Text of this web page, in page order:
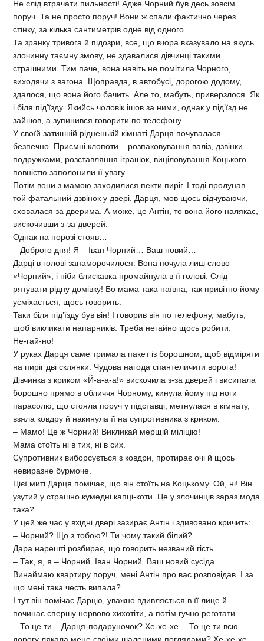
Не слід втрачати пильності! Адже Чорний був десь зовсім
поруч. Та не просто поруч! Вони ж спали фактично через
стінку, за кілька сантиметрів одне від одного…
Та зранку тривога й підозри, все, що вчора вказувало на якусь
злочинну таємну змову, не здавалися дівчинці такими
страшними. Тим паче, вона навіть не помітила Чорного,
виходячи з вагона. Щоправда, в автобусі, дорогою додому,
здалося, що вона його бачить. Але то, мабуть, приверзлося. Як
і біля під’їзду. Якийсь чоловік ішов за ними, однак у під’їзд не
зайшов, а зупинився говорити по телефону…
У своїй затишній рідненькій кімнаті Дарця почувалася
безпечно. Приємні клопоти – розпаковування валіз, дзвінки
подружками, розставляння іграшок, виціловування Коцького –
повністю заполонили її увагу.
Потім вони з мамою заходилися пекти пиріг. І тоді пролунав
той фатальний дзвінок у двері. Дарця, мов щось відчуваючи,
сховалася за дверима. А може, це Антін, то вона його налякає,
вискочивши з-за дверей.
Однак на порозі стояв…
– Доброго дня! Я – Іван Чорний… Ваш новий…
Дарці в голові запаморочилося. Вона почула лиш слово
«Чорний», і ніби блискавка промайнула в її голові. Слід
рятувати рідну домівку! Бо мама така наївна, так привітно йому
усміхається, щось говорить.
Таки біля під’їзду був він! І говорив він по телефону, мабуть,
щоб викликати напарників. Треба негайно щось робити.
Не-гай-но!
У руках Дарця саме тримала пакет із борошном, щоб відміряти
на пиріг дві склянки. Чудова нагода спантеличити ворога!
Дівчинка з криком «Й-а-а-а!» вискочила з-за дверей і висипала
борошно прямо в обличчя Чорному, кинула йому під ноги
парасолю, що стояла поруч у підставці, метнулася в кімнату,
взяла ковдру й накинула її на супротивника з криком:
– Мамо! Це ж Чорний! Викликай мерщій міліцію!
Мама стоїть ні в тих, ні в сих.
Супротивник виборсується з ковдри, протирає очі й щось
невиразне бурмоче.
Цієї миті Дарця помічає, що він стоїть на Коцькому. Ой, ні! Він
узутий у страшно кумедні капці-коти. Це у злочинців зараз мода
така?
У цей же час у вхідні двері зазирає Антін і здивовано кричить:
– Чорний? Що з тобою?! Ти чому такий білий?
Дара нарешті розбирає, що говорить незваний гість.
– Так, я, я – Чорний. Іван Чорний. Ваш новий сусіда.
Винаймаю квартиру поруч, мені Антін про вас розповідав. І за
що мені така честь випала?
І тут він помічає Дарцю, уважно вдивляється в її лице й
починає спершу нервово хихотіти, а потім гучно реготати.
– То це ти – Дарця-подаруночок? Хе-хе-хе… То це ти всю
дорогу лякала мене своїми шаленими поглядами? Хе-хе-хе…